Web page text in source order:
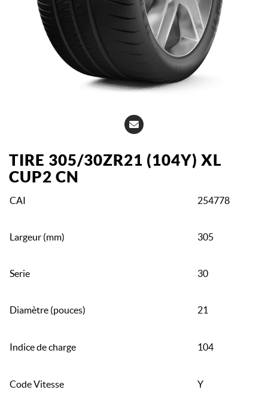
TIRE 305/30ZR21 (104Y) XL
CUP2 CN
CAI 254778
Largeur (mm) 305
Serie 30
Diamètre (pouces) 21
Indice de charge 104
Code Vitesse Y